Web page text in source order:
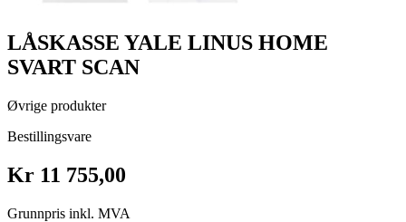
LÅSKASSE YALE LINUS HOME
SVART SCAN
Øvrige produkter
Bestillingsvare
Kr 11 755,00
Grunnpris inkl. MVA